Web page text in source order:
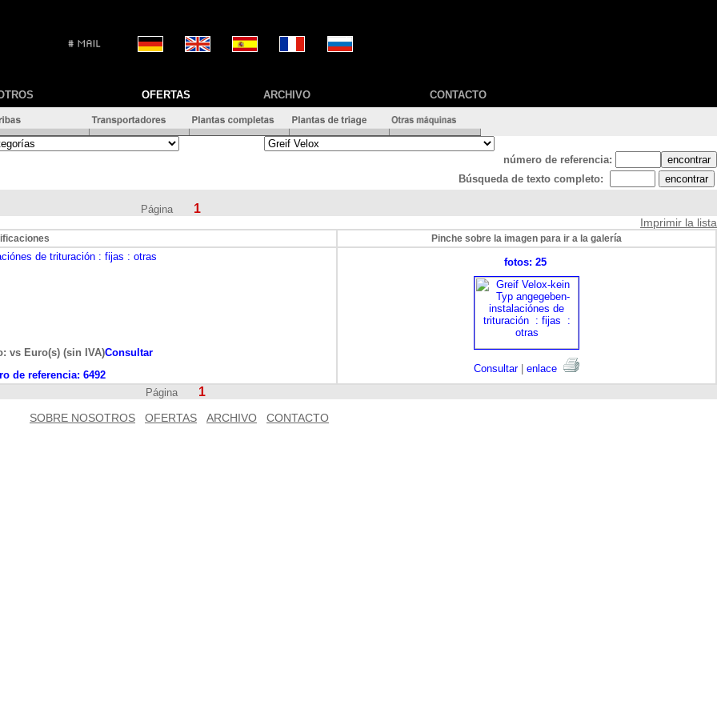
OFERTAS ARCHIVO CONTACTO
número de referencia:
Búsqueda de texto completo:
Página 1
Imprimir la lista
Pinche sobre la imagen para ir a la galería
de trituración : fijas : otras
vs Euro(s) (sin IVA)Consultar
de referencia: 6492
fotos: 25
Consultar| enlace
Página
1
SOBRE NOSOTROS OFERTAS ARCHIVO CONTACTO